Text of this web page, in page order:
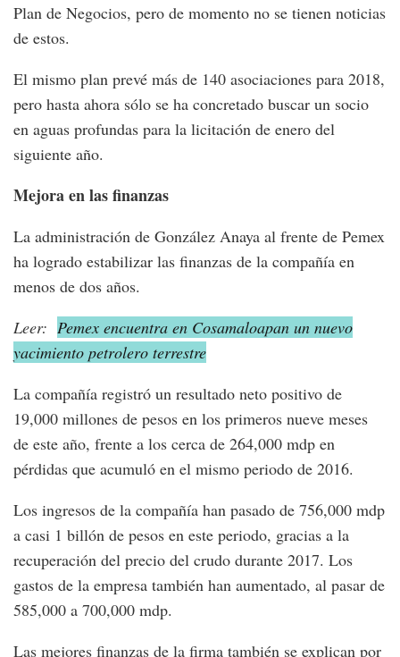
Plan de Negocios, pero de momento no se tienen noticias
de estos.
El mismo plan prevé más de 140 asociaciones para 2018,
pero hasta ahora sólo se ha concretado buscar un socio
en aguas profundas para la licitación de enero del
siguiente año.
Mejora en las finanzas
La administración de González Anaya al frente de Pemex
ha logrado estabilizar las finanzas de la compañía en
menos de dos años.
Leer: Pemex encuentra en Cosamaloapan un nuevo
yacimiento petrolero terrestre
La compañía registró un resultado neto positivo de
19,000 millones de pesos en los primeros nueve meses
de este año, frente a los cerca de 264,000 mdp en
pérdidas que acumuló en el mismo periodo de 2016.
Los ingresos de la compañía han pasado de 756,000 mdp
a casi 1 billón de pesos en este periodo, gracias a la
recuperación del precio del crudo durante 2017. Los
gastos de la empresa también han aumentado, al pasar de
585,000 a 700,000 mdp.
Las mejores finanzas de la firma también se explican por